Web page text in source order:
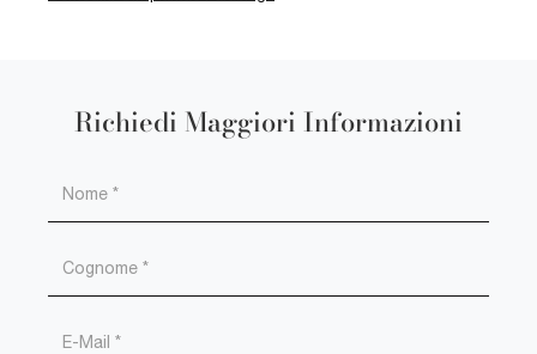
Richiedi Maggiori Informazioni